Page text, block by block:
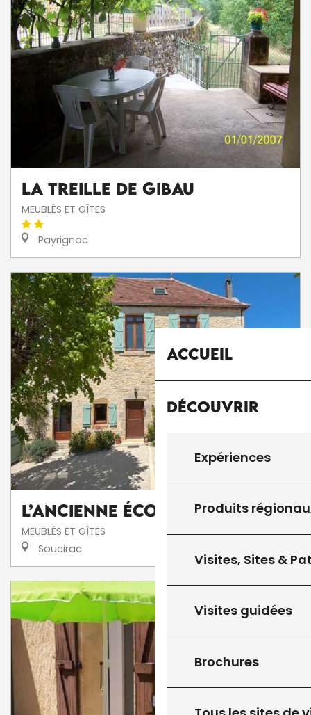
Accueil
Découvrir
Expériences
Produits
Visites, Sites &
Visites guidées
Brochures
La Treille De Gibau
MEUBLÉS ET GÎTES
Payrignac
L’Ancienne École
MEUBLÉS ET GÎTES
Soucirac